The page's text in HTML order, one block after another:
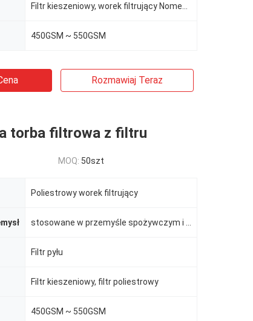
450GSM ~ 550GSM
Rozmawiaj Teraz
torba filtrowa z filtru
MOQ: 50szt
Poliestrowy worek filtrujący
Filtr pyłu
Filtr kieszeniowy, filtr poliestrowy
450GSM ~ 550GSM